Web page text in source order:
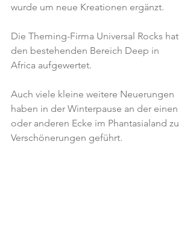
wurde um neue Kreationen ergänzt.
Die Theming-Firma Universal Rocks hat
den bestehenden Bereich Deep in
Africa aufgewertet.
Auch viele kleine weitere Neuerungen
haben in der Winterpause an der einen
oder anderen Ecke im Phantasialand zu
Verschönerungen geführt.